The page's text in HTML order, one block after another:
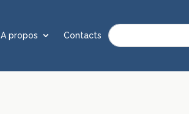
A propos Contacts